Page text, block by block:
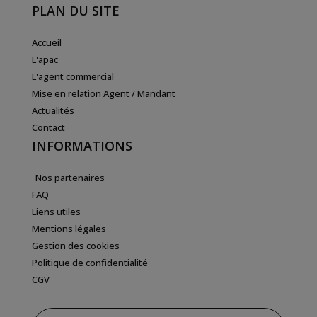
PLAN DU SITE
Accueil
L'apac
L'agent commercial
Mise en relation Agent / Mandant
Actualités
Contact
INFORMATIONS
Nos partenaires
FAQ
Liens utiles
Mentions légales
Gestion des cookies
Politique de confidentialité
CGV